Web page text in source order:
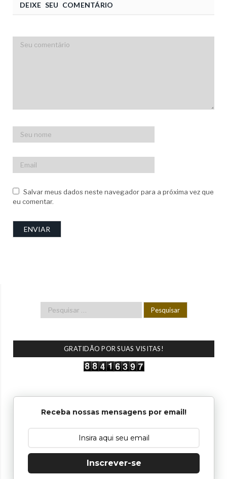
DEIXE SEU COMENTÁRIO
Salvar meus dados neste navegador para a próxima vez que
eu comentar.
GRATIDÃO POR SUAS VISITAS!
Receba nossas mensagens por email!
Inscrever-se